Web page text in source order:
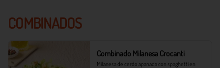
COMBINADOS
Combinado Milanesa Crocanti
Milanesa de cerdo apanada con spaghetti en